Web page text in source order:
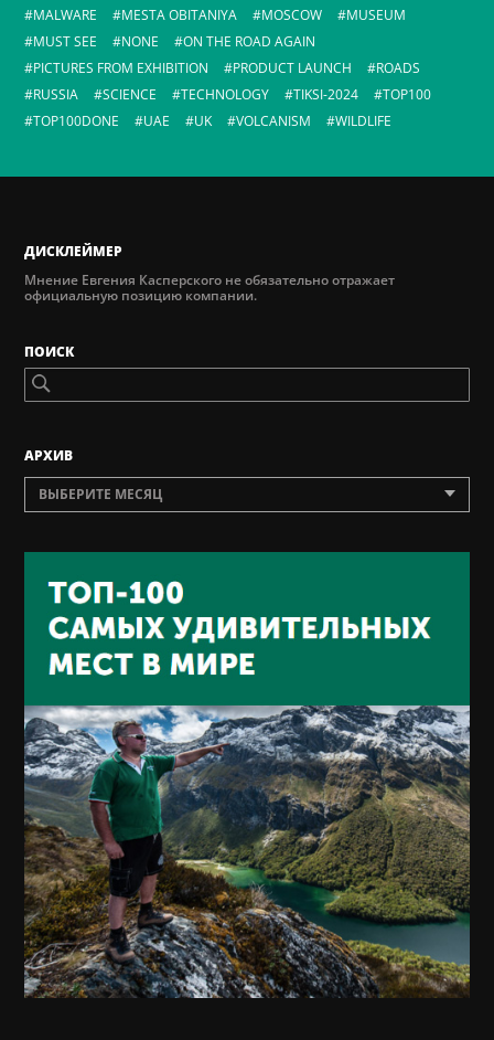
MALWARE
MESTA OBITANIYA MOSCOW
MUSEUM
MUST SEE
NONE
ON THE ROAD AGAIN
PICTURES FROM EXHIBITION
PRODUCT LAUNCH
ROADS
RUSSIA
SCIENCE TECHNOLOGY TIKSI-2024
TOP100
TOP100DONE
UAE UK VOLCANISM WILDLIFE
ДИСКЛЕЙМЕР
Мнение Евгения Касперского не обязательно отражает
официальную позицию компании.
ПОИСК
AРХИВ
ВЫБЕРИТЕ МЕСЯЦ